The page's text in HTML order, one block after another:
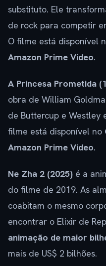
substituto. Ele
de rock para competir
O filme está disponível
Amazon Prime Video.
A Princesa Prometida
obra de William
de Buttercup e Westley
filme está disponível no
Amazon Prime Video.
Ne Zha 2 (2025) é a
do filme de 2019. As
coabitam o mesmo
encontrar o Elixir de
animação de maior
mais de US$ 2 bilhões.